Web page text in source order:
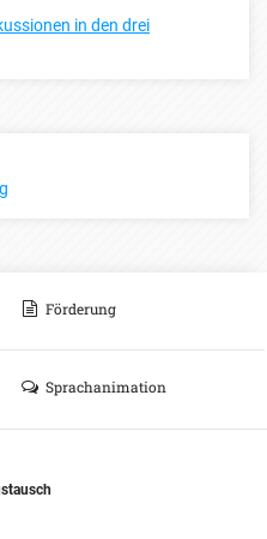
in den drei
Förderung
Sprachanimation